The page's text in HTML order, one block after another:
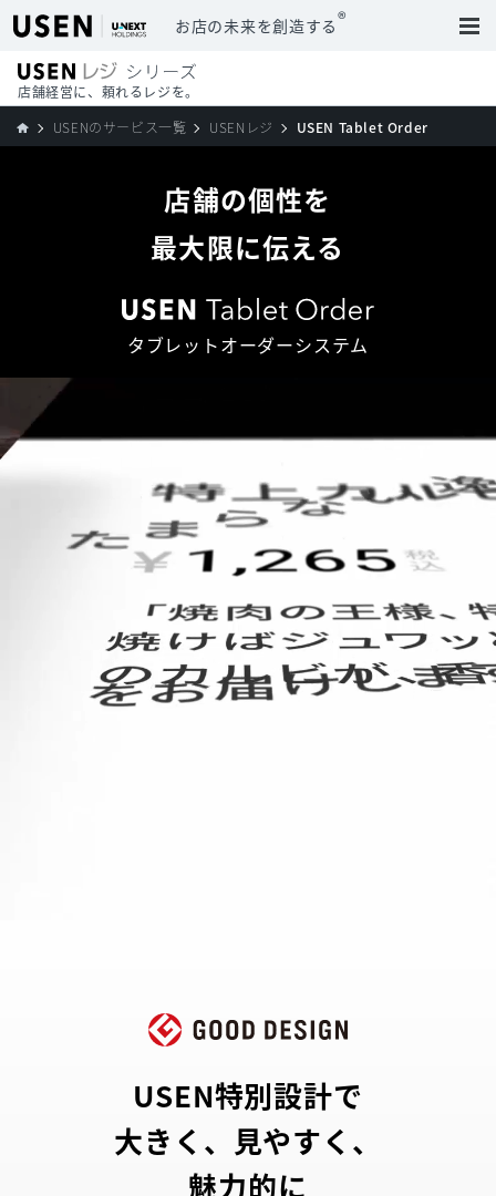
お店の未来を創造する®
店舗経営に、頼れるレジを。
USENのサービス一覧
USENレジ USEN Tablet Order
店舗の個性を
最大限に伝える
タブレットオーダーシステム
USEN特別設計で
大きく、見やすく、
魅力的に